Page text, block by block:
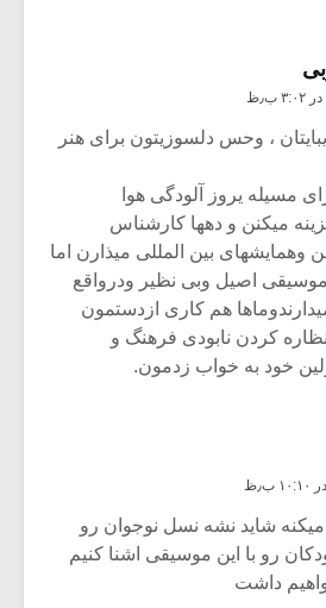
، وحس دلسوزیتون برای هنر
مسیله یروز آلودگی هوا
میکنن و دهها کارشناس
وهمایشهای بین المللی میذارن اما
اصیل وبی نظیر ودرواقع
هم کاری ازدستمون
کردن نابودی فرهنگ و
خود به خواب زدمون.
میکنه شاید نشه نسل نوجوان رو
رو با این موسیقی اشنا کنیم
داشت